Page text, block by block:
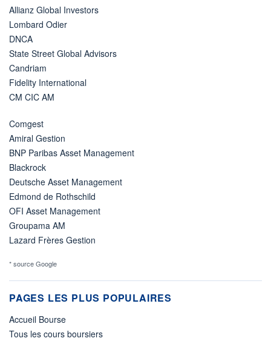
Allianz Global Investors
Lombard Odier
DNCA
State Street Global Advisors
Candriam
Fidelity International
CM CIC AM
Comgest
Amiral Gestion
BNP Paribas Asset Management
Blackrock
Deutsche Asset Management
Edmond de Rothschild
OFI Asset Management
Groupama AM
Lazard Frères Gestion
* source Google
PAGES LES PLUS POPULAIRES
Accueil Bourse
Tous les cours boursiers